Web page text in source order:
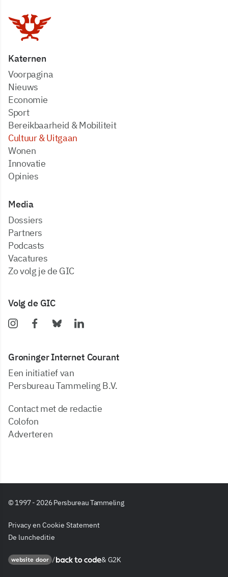
Katernen
Voorpagina
Nieuws
Economie
Sport
Bereikbaarheid & Mobiliteit
Cultuur & Uitgaan
Wonen
Innovatie
Opinies
Media
dossiers
partners
podcasts
vacatures
zo volg je de GIC
Volg de GIC
Groninger Internet Courant
Een initiatief van
Persbureau Tammeling B.V.
Contact met de redactie
Colofon
Adverteren
© 1997 - 2026 Persbureau Tammeling
Privacy en Cookie Statement
De luncheditie
website doorBack to code & G2K